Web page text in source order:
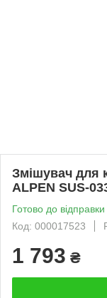
Змішувач для
ALPEN SUS-
Готово до відправки
Код: 000017523
1 793 ₴